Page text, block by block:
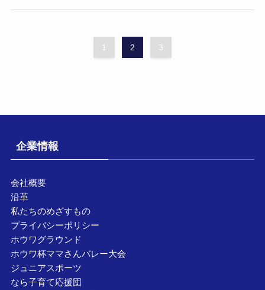
1 2 3
企業情報
会社概要
沿革
私たちのめざすもの
プライバシーポリシー
ホウワグラウンド
ホウワ杯ママさんバレー大会
ジュニアスポーツ
なら子育て応援団